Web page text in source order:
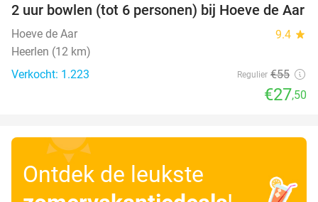
50%
2 uur bowlen (tot 6 personen) bij Hoeve de Aar
Hoeve de Aar 9.4 star
Heerlen (12 km)
Verkocht: 1.223
Regulier €55
€27,50
Ontdek de leukste